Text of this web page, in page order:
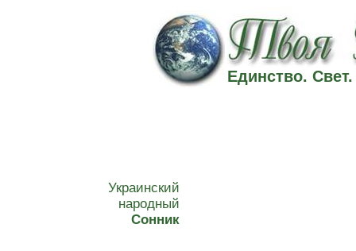
Единство.
Украинский
народный
Сонник